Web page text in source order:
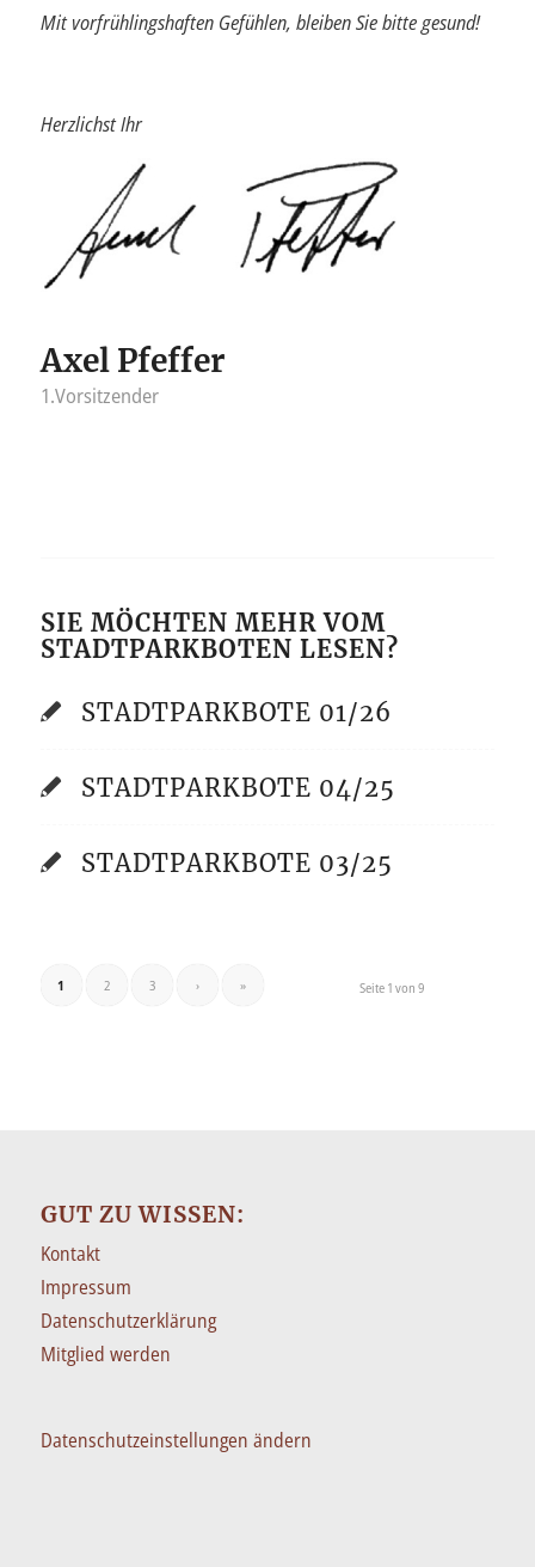
Mit vorfrühlingshaften Gefühlen, bleiben Sie bitte gesund!
Herzlichst Ihr
Axel Pfeffer
1.Vorsitzender
SIE MÖCHTEN MEHR VOM
STADTPARKBOTEN LESEN?
STADTPARKBOTE 01/26
STADTPARKBOTE 04/25
STADTPARKBOTE 03/25
Seite 1 von 9
1 2 3 › »
GUT ZU WISSEN:
Kontakt
Impressum
Datenschutzerklärung
Mitglied werden
Datenschutzeinstellungen ändern